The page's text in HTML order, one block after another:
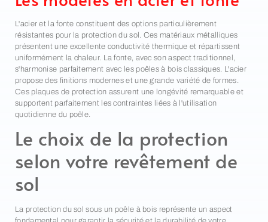
L'acier et la fonte constituent des options particulièrement
résistantes pour la protection du sol. Ces matériaux métalliques
présentent une excellente conductivité thermique et répartissent
uniformément la chaleur. La fonte, avec son aspect traditionnel,
s'harmonise parfaitement avec les poêles à bois classiques. L'acier
propose des finitions modernes et une grande variété de formes.
Ces plaques de protection assurent une longévité remarquable et
supportent parfaitement les contraintes liées à l'utilisation
quotidienne du poêle.
Le choix de la protection
selon votre revêtement de
sol
La protection du sol sous un poêle à bois représente un aspect